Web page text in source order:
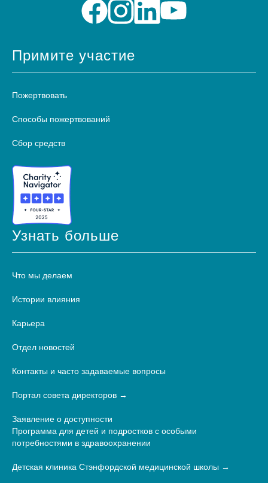
Примите участие
Пожертвовать
Способы пожертвований
Сбор средств
Узнать больше
Что мы делаем
Истории влияния
Карьера
Отдел новостей
Контакты и часто задаваемые вопросы
Портал совета директоров
Заявление о доступности
Программа для детей и подростков с особыми
потребностями в здравоохранении
Детская клиника Стэнфордской медицинской школы